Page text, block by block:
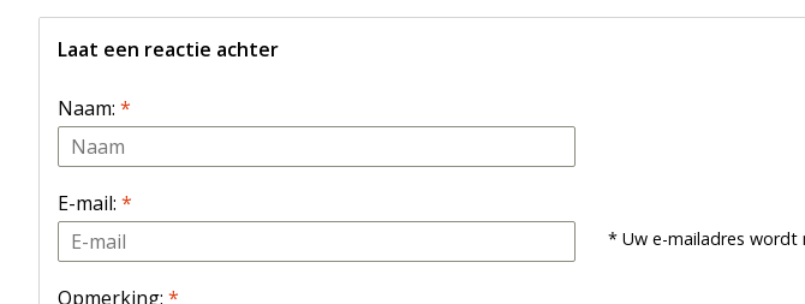
Laat een reactie achter
Naam: *
E-mail: *
* Uw e-mailadres wordt
Opmerking: *